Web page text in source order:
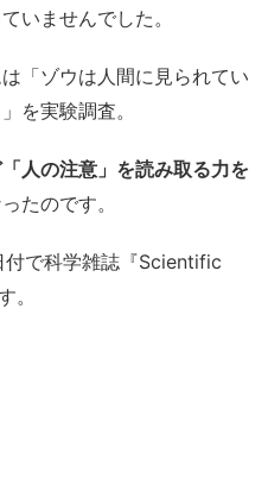
いませんでした。
「ゾウは人間に見られてい
を実験調査。
人の注意」を読み取る力を
たのです。
で科学雑誌『Scientific
。